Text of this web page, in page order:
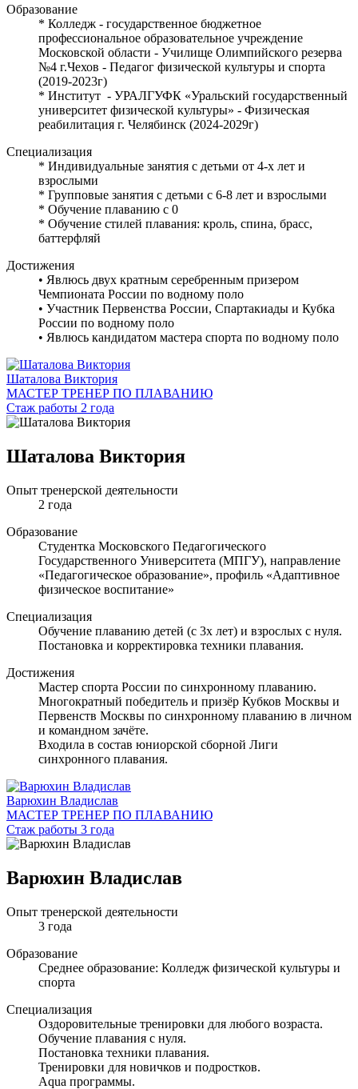
Образование
* Колледж - государственное бюджетное
профессиональное образовательное учреждение
Московской области - Училище Олимпийского резерва
№4 г.Чехов - Педагог физической культуры и спорта
(2019-2023г)
* Институт - УРАЛГУФК «Уральский государственный
университет физической культуры» - Физическая
реабилитация г. Челябинск (2024-2029г)
Специализация
* Индивидуальные занятия с детьми от 4-х лет и
взрослыми
* Групповые занятия с детьми с 6-8 лет и взрослыми
* Обучение плаванию с 0
* Обучение стилей плавания: кроль, спина, брасс,
баттерфляй
Достижения
• Явлюсь двух кратным серебренным призером
Чемпионата России по водному поло
• Участник Первенства России, Спартакиады и Кубка
России по водному поло
• ⁠Явлюсь кандидатом мастера спорта по водному поло
Шаталова Виктория
МАСТЕР ТРЕНЕР ПО ПЛАВАНИЮ
Стаж работы 2 года
Шаталова Виктория
Опыт тренерской деятельности
2 года
Образование
Студентка Московского Педагогического
Государственного Университета (МПГУ), направление
«Педагогическое образование», профиль «Адаптивное
физическое воспитание»
Специализация
Обучение плаванию детей (с 3х лет) и взрослых с нуля.
Постановка и корректировка техники плавания.
Достижения
Мастер спорта России по синхронному плаванию.
Многократный победитель и призёр Кубков Москвы и
Первенств Москвы по синхронному плаванию в личном
и командном зачёте.
Входила в состав юниорской сборной Лиги
синхронного плавания.
Варюхин Владислав
МАСТЕР ТРЕНЕР ПО ПЛАВАНИЮ
Стаж работы 3 года
Варюхин Владислав
Опыт тренерской деятельности
3 года
Образование
Среднее образование: Колледж физической культуры и
спорта
Специализация
Оздоровительные тренировки для любого возраста.
Обучение плавания с нуля.
Постановка техники плавания.
Тренировки для новичков и подростков.
Aqua программы.